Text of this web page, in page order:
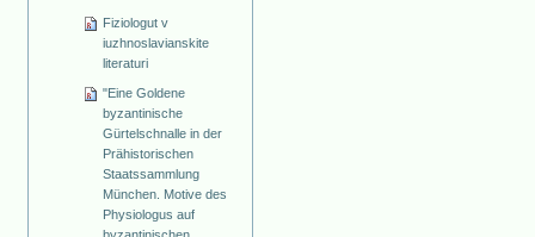
Fiziologut v
iuzhnoslavianskite
literaturi
"Eine Goldene
byzantinische
Gürtelschnalle in der
Prähistorischen
Staatssammlung
München. Motive des
Physiologus auf